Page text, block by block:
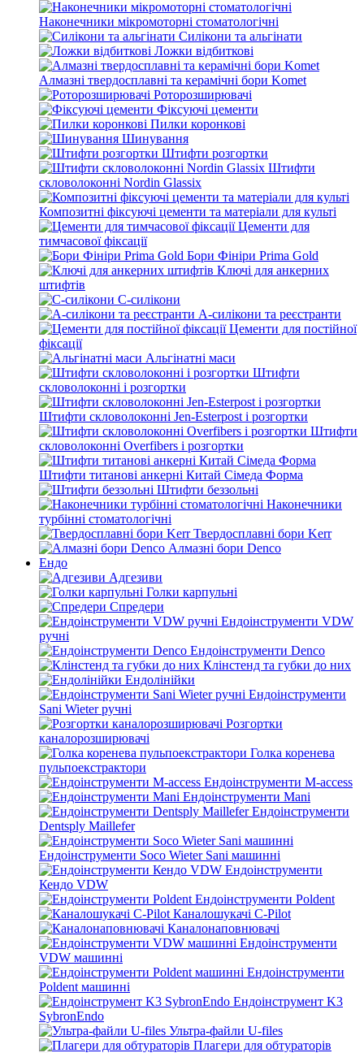
Наконечники мікромоторні стоматологічні
Силікони та альгінати
Ложки відбиткові
Алмазні твердосплавні та керамічні бори Komet
Роторозширювачі
Фіксуючі цементи
Пилки коронкові
Шинування
Штифти розгортки
Штифти
скловолоконні Nordin Glassix
Композитні фіксуючі цементи та матеріали для культі
Цементи для
тимчасової фіксації
Бори Фініри Prima Gold
Ключі для анкерних
штифтів
С-силікони
А-силікони та реєстранти
Цементи для постійної
фіксації
Альгінатні маси
Штифти
скловолоконні і розгортки
Штифти скловолоконні Jen-Esterpost і розгортки
Штифти
скловолоконні Overfibers і розгортки
Штифти титанові анкерні Китай Сімеда Форма
Штифти беззольні
Наконечники
турбінні стоматологічні
Твердосплавні бори Kerr
Алмазні бори Denco
Ендо
Адгезиви
Голки карпульні
Спредери
Ендоінструменти VDW
ручні
Ендоінструменти Denco
Клінстенд та губки до них
Ендолінійки
Ендоінструменти
Sani Wieter ручні
Розгортки
каналорозширювачі
Голка коренева
пульпоекстрактори
Ендоінструменти M-access
Ендоінструменти Mani
Ендоінструменти
Dentsply Maillefer
Ендоінструменти Soco Wieter Sani машинні
Ендоінструменти
Кендо VDW
Ендоінструменти Poldent
Каналошукачі C-Pilot
Каналонаповнювачі
Ендоінструменти
VDW машинні
Ендоінструменти
Poldent машинні
Ендоінструмент K3
SybronEndo
Ультра-файли U-files
Плагери для обтураторів